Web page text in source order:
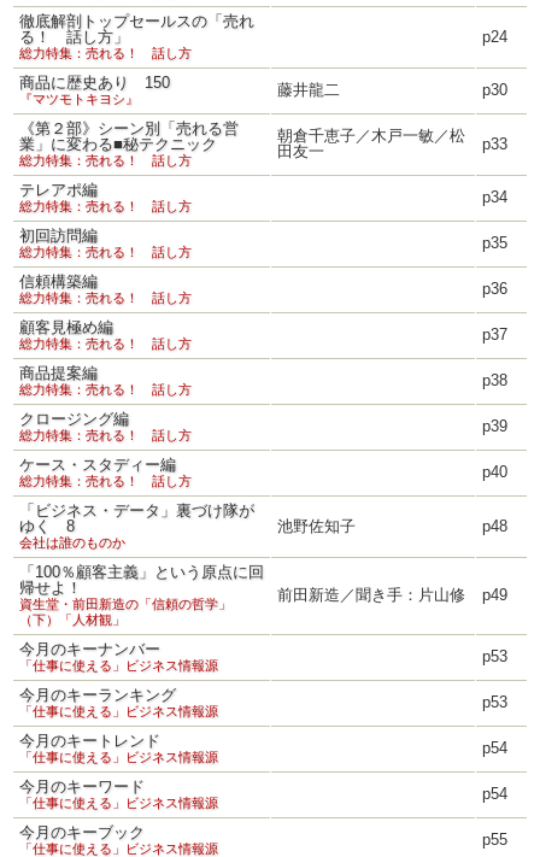
徹底解剖トップセールスの「売れ
る！ 話し方」
総力特集：売れる！ 話し方
p24
商品に歴史あり 150
『マツモトキヨシ』 藤井龍二 p30
《第２部》シーン別「売れる営
業」に変わる■秘テクニック
総力特集：売れる！ 話し方
朝倉千恵子／木戸一敏／松
田友一
p33
テレアポ編
総力特集：売れる！ 話し方 p34
初回訪問編
総力特集：売れる！ 話し方 p35
信頼構築編
総力特集：売れる！ 話し方 p36
顧客見極め編
総力特集：売れる！ 話し方 p37
商品提案編
総力特集：売れる！ 話し方 p38
クロージング編
総力特集：売れる！ 話し方 p39
ケース・スタディー編
総力特集：売れる！ 話し方 p40
「ビジネス・データ」裏づけ隊が
ゆく 8
会社は誰のものか
池野佐知子 p48
「100％顧客主義」という原点に回
帰せよ！
資生堂・前田新造の「信頼の哲学」
（下）「人材観」
前田新造／聞き手：片山修 p49
今月のキーナンバー
「仕事に使える」ビジネス情報源 p53
今月のキーランキング
「仕事に使える」ビジネス情報源 p53
今月のキートレンド
「仕事に使える」ビジネス情報源 p54
今月のキーワード
「仕事に使える」ビジネス情報源 p54
今月のキーブック
「仕事に使える」ビジネス情報源 p55